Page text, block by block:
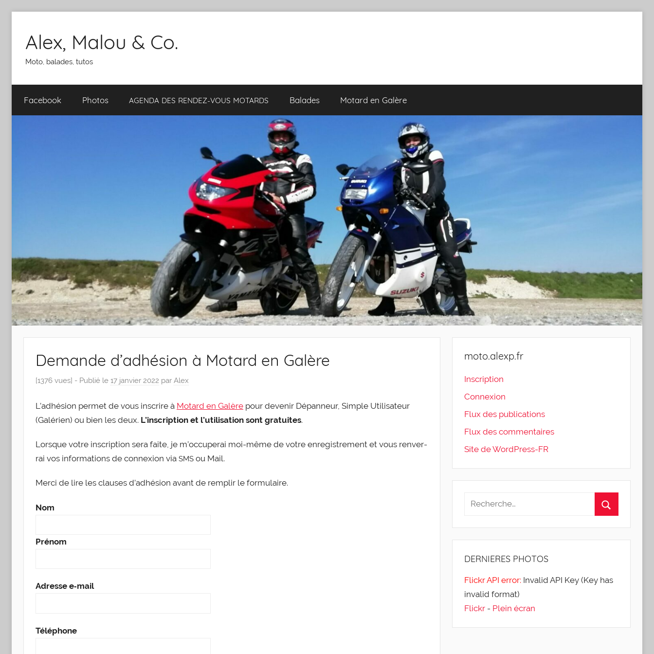
contenu
Alex, Malou & Co.
Moto, balades, tutos
Facebook Photos AGENDA DES RENDEZ-​​VOUS MOTARDS Balades Motard en Galère
Demande d’adhésion à Motard en Galère
[1376 vues] - Publié le 17 janvier 2022 par Alex
L’adhé­sion per­met de vous ins­crire à Motard en Galère pour deve­nir Dépan­neur, Simple Uti­li­sa­teur
(Galé­rien) ou bien les deux. L’ins­crip­tion et l’u­ti­li­sa­tion sont gra­tuites.
Lorsque votre ins­crip­tion sera faite, je m’oc­cu­pe­rai moi-​même de votre enre­gis­tre­ment et vous ren­ver­
rai vos infor­ma­tions de connexion via SMS ou Mail.
Mer­ci de lire les clauses d’adhé­sion avant de rem­plir le formulaire.
Nom
Pré­nom
Adresse e‑mail
Télé­phone
moto.alexp.fr
Inscription
Connexion
Flux des publications
Flux des commentaires
Site de WordPress-FR
DERNIERES PHOTOS
Flickr API error: Invalid API Key (Key has
invalid format)
Flickr- Plein écran